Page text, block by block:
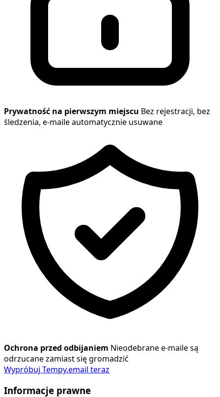
Prywatność na pierwszym miejscu Bez rejestracji, bez
śledzenia, e-maile automatycznie usuwane
Ochrona przed odbijaniem Nieodebrane e-maile są
odrzucane zamiast się gromadzić
Wypróbuj Tempy.email teraz
Informacje prawne